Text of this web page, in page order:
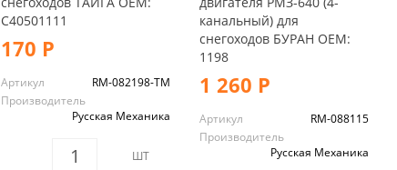
C40501111
170 Р
Артикул
RM-082198-TM
Производитель
Русская Механика
ШТ
канальный) для
снегоходов БУРАН OEM:
1198
1 260 Р
Артикул
RM-088115
Производитель
Русская Механика